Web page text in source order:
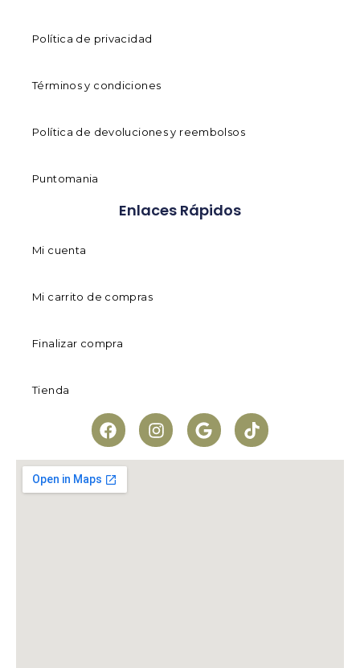
Política de privacidad
Términos y condiciones
Política de devoluciones y reembolsos
Puntomania
Enlaces Rápidos
Mi cuenta
Mi carrito de compras
Finalizar compra
Tienda